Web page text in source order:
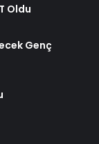
Oldu
Genç